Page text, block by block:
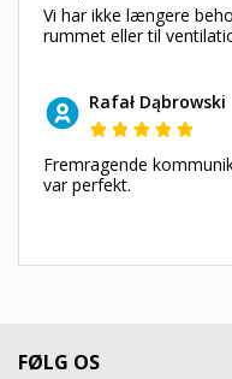
Vi har ikke længere
rummet eller til
Rafał Dąbrowski
Fremragende
var perfekt.
FØLG OS